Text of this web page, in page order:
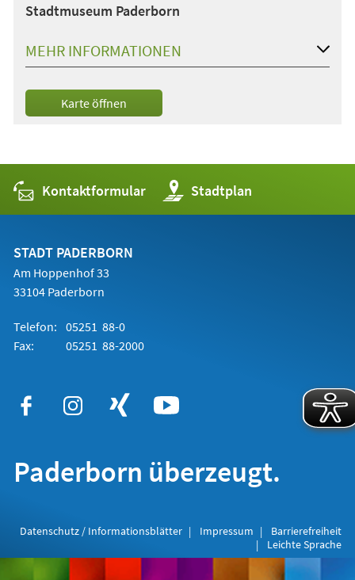
Stadtmuseum Paderborn
MEHR INFORMATIONEN
Karte öffnen
(Öffnet
in
Kontaktformular Stadtplan
(Öffnet
in
einem
STADT PADERBORN
Am Hoppenhof 33
33104 Paderborn
Telefon: 05251 88-0
Fax:
05251 88-2000
Paderborn überzeugt.
Datenschutz / Informationsblätter Impressum
Barrierefreiheit
Leichte Sprache